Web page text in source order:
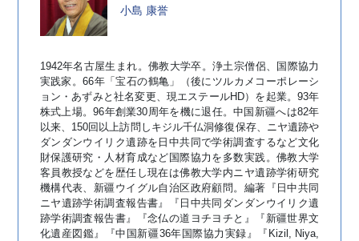
小島 康誉
1942年名古屋生まれ。佛教大学卒。浄土宗僧侶、国際協力
実践家。66年「宝石の鶴亀」（後にツルカメコーポレーシ
ョン・あずみと社名変更、現エステールHD）を起業。93年
株式上場。96年創業30周年を機に退任。中国新疆へは82年
以来、150回以上訪問しキジル千仏洞修復保存、ニヤ遺跡や
ダンダンウイリク遺跡を日中共同で学術調査するなど文化
財保護研究・人材育成など国際協力を多数実践。佛教大学
客員教授などを歴任し現在は佛教大学内ニヤ遺跡学術研究
機構代表、新疆ウイグル自治区政府顧問。編著『日中共同
ニヤ遺跡学術調査報告書』『日中共同ダンダンウイリク遺
跡学術調査報告書』『念仏の道ヨチヨチと』『新疆世界文
化遺産図鑑』『中国新疆36年国際協力実録』『Kizil, Niya,